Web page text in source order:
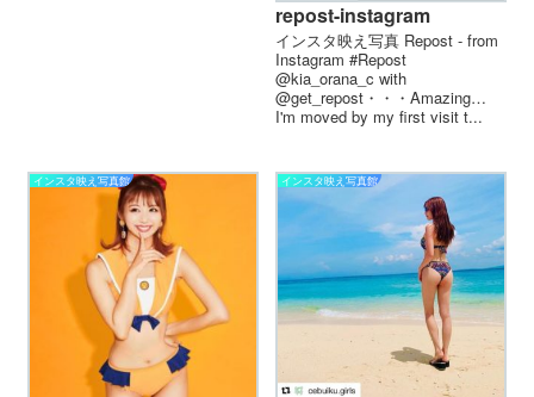
repost-instagram
インスタ映え写真 Repost - from
Instagram #Repost
@kia_orana_c with
@get_repost・・・Amazing…
I'm moved by my first visit t...
インスタ映え写真館 インスタ映え写真館